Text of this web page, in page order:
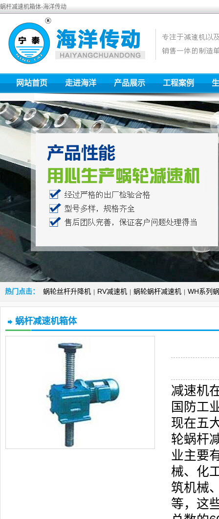
蜗杆减速机箱体-海洋传动
网站首页 走进海洋 产品展示 工程案例
热门点击： 蜗轮丝杆升降机 RV减速机 蜗轮蜗杆减速机 WH系列
蜗杆减速机箱体
减速机
国防工
现在五
轮蜗杆
业主要
械、化
筑机械
等，这